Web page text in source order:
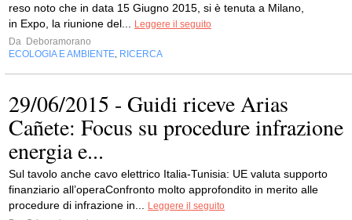
reso noto che in data 15 Giugno 2015, si è tenuta a Milano,
in Expo, la riunione del...
Leggere il seguito
Da Deboramorano
ECOLOGIA E AMBIENTE RICERCA
29/06/2015 - Guidi riceve Arias
Cañete: Focus su procedure infrazione
energia e...
Sul tavolo anche cavo elettrico Italia-Tunisia: UE valuta supporto
finanziario all’operaConfronto molto approfondito in merito alle
procedure di infrazione in...
Leggere il seguito